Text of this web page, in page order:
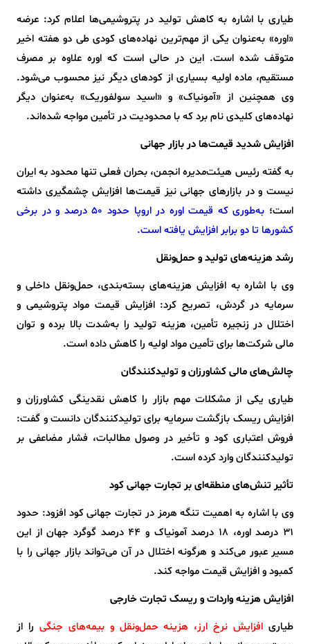
طیاری با اشاره به کاهش تولید در پتروشیمی‌ها اعلام کرد: عرضه
«اوره» به‌عنوان یکی از مهم‌ترین نهاده‌های کودی طی دو هفته اخیر
متوقف شده است. این در حالی است که اوره علاوه بر مصرف
مستقیم، ماده اولیه بسیاری از کودهای دیگر نیز محسوب می‌شود.
وی همچنین از «آمونیاک» و «اسید سولفوریک» به‌عنوان دیگر
نهاده‌های کلیدی نام برد که با محدودیت در تأمین مواجه شده‌اند.
افزایش شدید قیمت‌ها در بازار جهانی
به گفته رئیس هیئت‌مدیره انجمن، بحران فعلی تنها محدود به ایران
نیست و در بازارهای جهانی نیز قیمت‌ها افزایش چشمگیری داشته
است؛
به‌طوری که قیمت اوره در اروپا حدود ۵۰ درصد و در برخی
کشورها تا دو برابر افزایش یافته است.
رشد هزینه‌های تولید و حمل‌ونقل
وی با اشاره به افزایش هزینه‌های بسته‌بندی، حمل‌ونقل داخلی و
سرمایه در گردش، تصریح کرد: افزایش قیمت مواد پتروشیمی و
اختلال در زنجیره تأمین، هزینه تولید را به‌شدت بالا برده و توان
مالی شرکت‌ها برای تأمین مواد اولیه را کاهش داده است.
چالش‌های مالی کشاورزان و تولیدکنندگان
طیاری یکی از مشکلات مهم بازار را کاهش نقدینگی کشاورزان و
افزایش ریسک بازگشت سرمایه برای تولیدکنندگان دانست و گفت:
فروش اعتباری کود و تأخیر در وصول مطالبات، فشار مضاعفی بر
تولیدکنندگان وارد کرده است.
تأثیر تنش‌های منطقه‌ای بر تجارت جهانی کود
وی با اشاره به اهمیت تنگه هرمز در تجارت جهانی کود افزود: حدود
۳۱ درصد اوره، ۱۸ درصد آمونیاک و ۴۴ درصد گوگرد جهان از این
مسیر عبور می‌کند و هرگونه اختلال در آن می‌تواند بازار جهانی را با
کمبود و افزایش قیمت مواجه کند.
افزایش هزینه واردات و ریسک تجارت خارجی
طیاری افزایش نرخ ارز، هزینه حمل‌ونقل و بیمه‌های جنگی را از